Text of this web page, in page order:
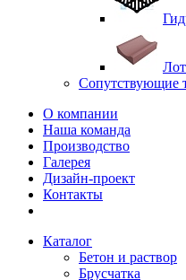
Сопутствующие
О компании
Наша команда
Производство
Галерея
Дизайн-проект
Контакты
Каталог
Бетон и раствор
Брусчатка